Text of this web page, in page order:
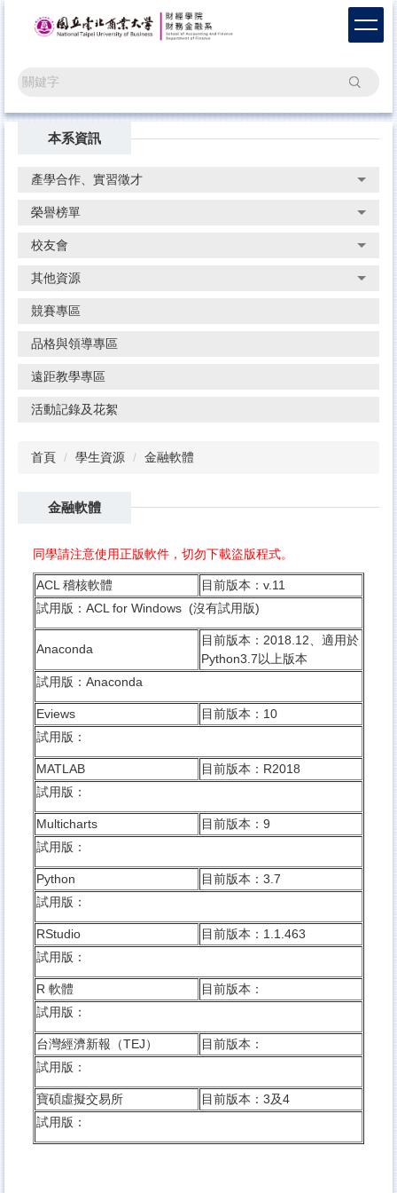
區
搜尋
本系資訊
產學合作、實習徵才
榮譽榜單
校友會
其他資源
競賽專區
品格與領導專區
遠距教學專區
活動記錄及花絮
首頁 學生資源 金融軟體
金融軟體
同學請注意使用正版軟件，切勿下載盜版程式。
ACL 稽核軟體
目前版本：v.11
試用版： ACL for Windows (沒有試用版)
Anaconda
目前版本：2018.12、適用於
Python3.7以上版本
試用版： Anaconda
Eviews
目前版本：10
試用版：
MATLAB
目前版本：R2018
試用版：
Multicharts
目前版本：9
試用版：
Python
目前版本：3.7
試用版：
RStudio
目前版本：1.1.463
試用版：
R 軟體
目前版本：
試用版：
台灣經濟新報（TEJ）
目前版本：
試用版：
寶碩虛擬交易所
目前版本：3及4
試用版：